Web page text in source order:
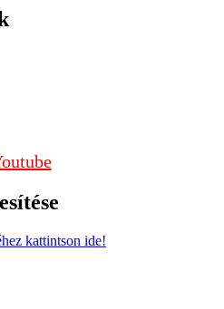
kattintson ide!